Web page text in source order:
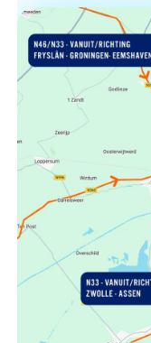
Afbeelding